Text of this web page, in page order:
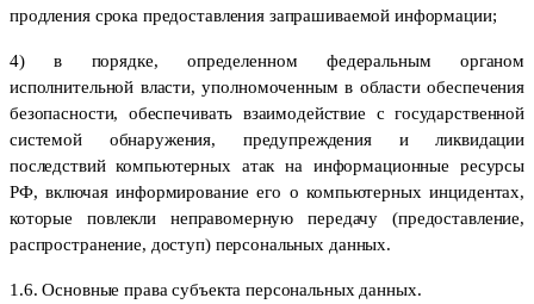
продления срока предоставления запрашиваемой информации;
4) в порядке, определенном федеральным органом
исполнительной власти, уполномоченным в области обеспечения
безопасности, обеспечивать взаимодействие с государственной
системой обнаружения, предупреждения и ликвидации
последствий компьютерных атак на информационные ресурсы
РФ, включая информирование его о компьютерных инцидентах,
которые повлекли неправомерную передачу (предоставление,
распространение, доступ) персональных данных.
1.6. Основные права субъекта персональных данных.